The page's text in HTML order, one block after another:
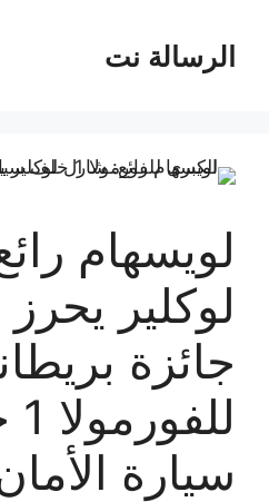
المحتوىالرسالة نت
لويسهام
لوكلير
جائزة
سيارة